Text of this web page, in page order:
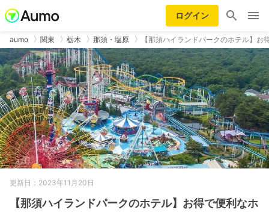
ログイン
aumo 関東 栃木 那須・塩原 【那須ハイランドパークのホテル】お
更新日：2023年11月20日
【那須ハイランドパークのホテル】お得で便利なホ